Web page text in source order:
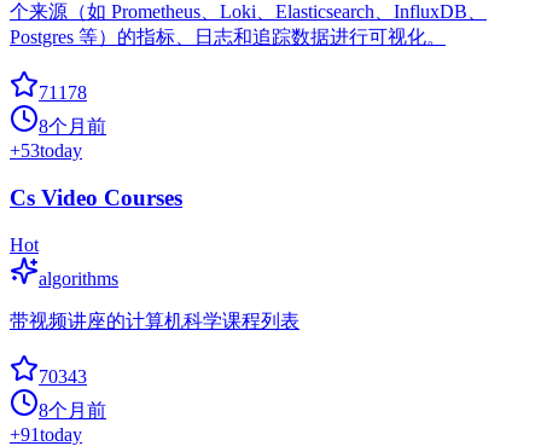
个来源（如 Prometheus、Loki、Elasticsearch、InfluxDB、
Postgres 等）的指标、日志和追踪数据进行可视化。
71178
8个月前
+53today
Cs Video Courses
Hot
algorithms
带视频讲座的计算机科学课程列表
70343
8个月前
+91today